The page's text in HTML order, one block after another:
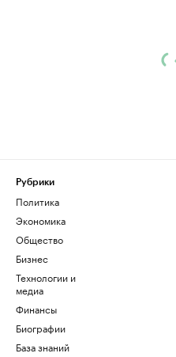
Рубрики
Политика
Экономика
Общество
Бизнес
Технологии и
медиа
Финансы
Биографии
База знаний